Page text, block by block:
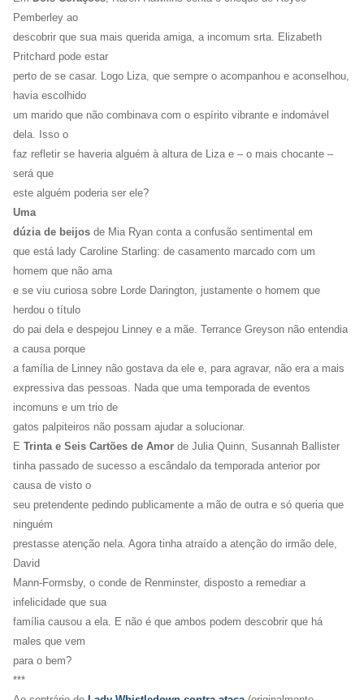
Pemberley ao
descobrir que sua mais querida amiga, a incomum srta. Elizabeth
Pritchard pode estar
perto de se casar. Logo Liza, que sempre o acompanhou e aconselhou,
havia escolhido
um marido que não combinava com o espírito vibrante e indomável
dela. Isso o
faz refletir se haveria alguém à altura de Liza e – o mais chocante –
será que
este alguém poderia ser ele?
Uma
dúzia de beijos de Mia Ryan conta a confusão sentimental em
que está lady Caroline Starling: de casamento marcado com um
homem que não ama
e se viu curiosa sobre Lorde Darington, justamente o homem que
herdou o título
do pai dela e despejou Linney e a mãe. Terrance Greyson não entendia
a causa porque
a família de Linney não gostava da ele e, para agravar, não era a mais
expressiva das pessoas. Nada que uma temporada de eventos
incomuns e um trio de
gatos palpiteiros não possam ajudar a solucionar.
E Trinta e Seis Cartões de Amor de Julia Quinn, Susannah Ballister
tinha passado de sucesso a escândalo da temporada anterior por
causa de visto o
seu pretendente pedindo publicamente a mão de outra e só queria que
ninguém
prestasse atenção nela. Agora tinha atraído a atenção do irmão dele,
David
Mann-Formsby, o conde de Renminster, disposto a remediar a
infelicidade que sua
família causou a ela. E não é que ambos podem descobrir que há
males que vem
para o bem?
***